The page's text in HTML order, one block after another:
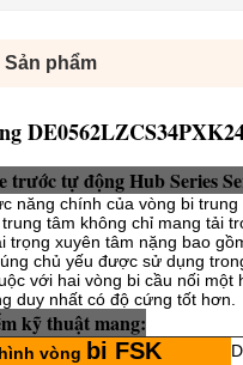
Sản phẩm
trước tự động Hub Series
năng chính của vòng bi
tâm không chỉ mang tải
trọng xuyên tâm nặng bao
chủ yếu được sử dụng
với hai vòng bi cầu nối
duy nhất có độ cứng tốt hơn.
kỹ thuật mang:
vòng bi FSK